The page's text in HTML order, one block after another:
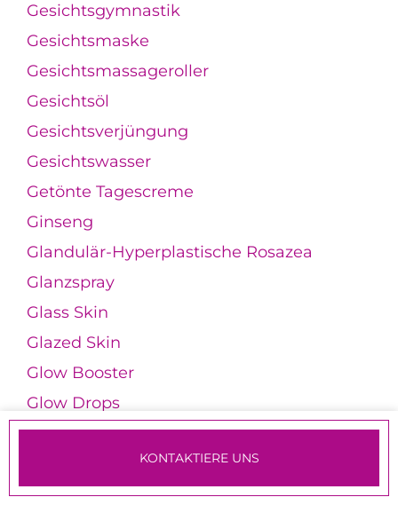
Gesichtsgymnastik
Gesichtsmaske
Gesichtsmassageroller
Gesichtsöl
Gesichtsverjüngung
Gesichtswasser
Getönte Tagescreme
Ginseng
Glandulär-Hyperplastische Rosazea
Glanzspray
Glass Skin
Glazed Skin
Glow Booster
Glow Drops
Glow-Effekt
Glycerin
TERMINE & ANMELDUNG
KONTAKTIERE UNS